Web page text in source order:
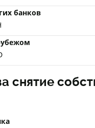
банков
снятие